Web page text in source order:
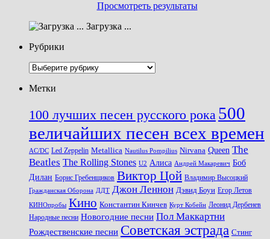
Просмотреть результаты
Загрузка ...
Рубрики
Рубрики
Метки
100 лучших песен русского рока 500
величайших песен всех времен
AC/DC Led Zeppelin Metallica Nautilus Pompilius Nirvana Queen The
Beatles The Rolling Stones U2 Алиса Андрей Макаревич Боб
Дилан Борис Гребенщиков Виктор Цой Владимир Высоцкий
Гражданская Оборона ДДТ Джон Леннон Дэвид Боуи Егор Летов
КИНОпробы Кино Константин Кинчев Курт Кобейн Леонид Дербенев
Народные песни Новогодние песни Пол Маккартни
Рождественские песни Советская эстрада Стинг